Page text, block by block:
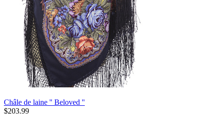
Châle de laine '' Beloved ''
$203.99